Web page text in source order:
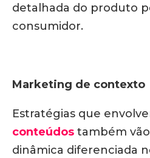
detalhada do produto
consumidor.
Marketing de contexto
Estratégias que
conteúdos também
dinâmica diferenciada